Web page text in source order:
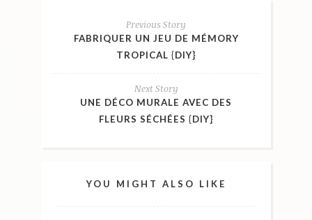
Previous Story
FABRIQUER UN JEU DE MÉMORY
TROPICAL {DIY}
Next Story
UNE DÉCO MURALE AVEC DES
FLEURS SÉCHÉES {DIY}
YOU MIGHT ALSO LIKE